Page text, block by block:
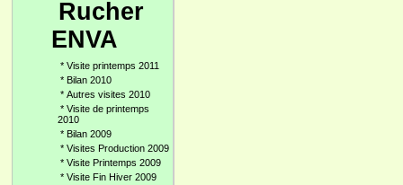
Rucher
ENVA
* Visite printemps 2011
* Bilan 2010
* Autres visites 2010
* Visite de printemps
2010
* Bilan 2009
* Visites Production 2009
* Visite Printemps 2009
* Visite Fin Hiver 2009